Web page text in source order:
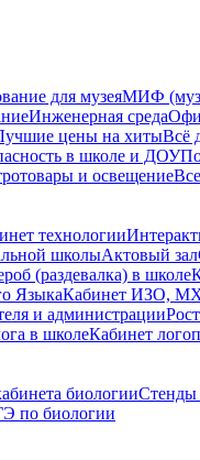
для музеяМИФ
Инженерная среда
цены на хитыВсё
в школе и ДОУ
и освещение
технологии
школыАктовый зал
(раздевалка) в школе
ЯзыкаКабинет ИЗО,
и администрации
в школеКабинет
биологииСтенды
по биологии